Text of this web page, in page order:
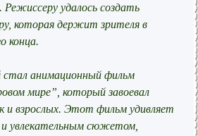
удалось создать
которая держит зрителя в
конца.
стал анимационный фильм
мире”, который завоевал
и взрослых. Этот фильм удивляет
и увлекательным сюжетом,